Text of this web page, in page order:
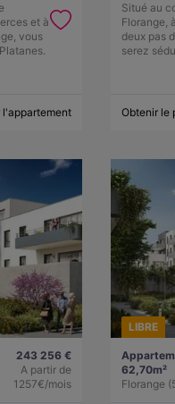
et à
vous
l'appartement
Situé au
Florange,
deux pas
serez
Obtenir le
243 256 €
A partir de
1257€/mois
LIBRE
62,70m²
Florange